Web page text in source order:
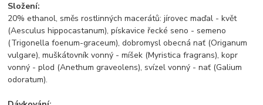
Složení:
20% ethanol, směs rostlinných macerátů: jírovec maďal - květ
(Aesculus hippocastanum), pískavice řecké seno - semeno
(Trigonella foenum-graceum), dobromysl obecná nať (Origanum
vulgare), muškátovník vonný - míšek (Myristica fragrans), kopr
vonný - plod (Anethum graveolens), svízel vonný - nať (Galium
odoratum).